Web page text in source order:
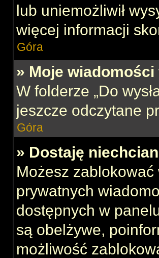
lub uniemożliwił
więcej informacji
Góra
» Moje wiadomości
W folderze „Do
jeszcze odczytane
Góra
» Dostaję
Możesz
prywatnych
dostępnych w
są obelżywe,
możliwość